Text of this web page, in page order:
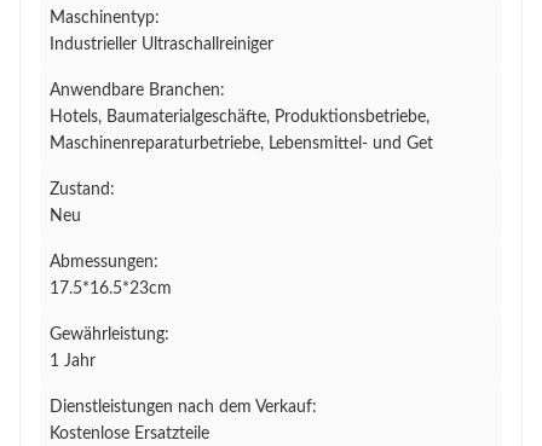
Maschinentyp:
Industrieller Ultraschallreiniger
Anwendbare Branchen:
Hotels, Baumaterialgeschäfte, Produktionsbetriebe,
Maschinenreparaturbetriebe, Lebensmittel- und Get
Zustand:
Neu
Abmessungen:
17.5*16.5*23cm
Gewährleistung:
1 Jahr
Dienstleistungen nach dem Verkauf:
Kostenlose Ersatzteile